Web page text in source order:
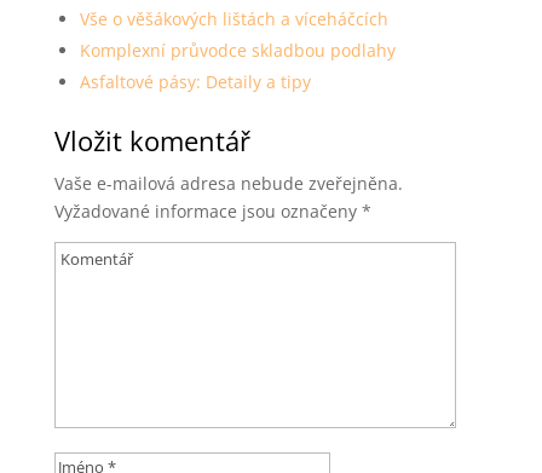
Vše o věšákových lištách a víceháčcích
Komplexní průvodce skladbou podlahy
Asfaltové pásy: Detaily a tipy
Vložit komentář
Vaše e-mailová adresa nebude zveřejněna.
Vyžadované informace jsou označeny *